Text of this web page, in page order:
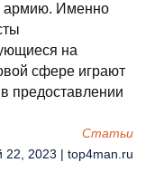
армию. Именно
на
сфере играют
предоставлении
Cтатьи
22, 2023 | top4man.ru